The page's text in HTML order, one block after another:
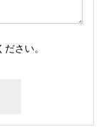
さい。